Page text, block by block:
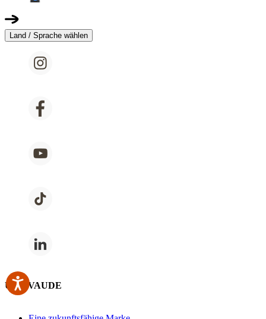
Land / Sprache wählen
Über VAUDE